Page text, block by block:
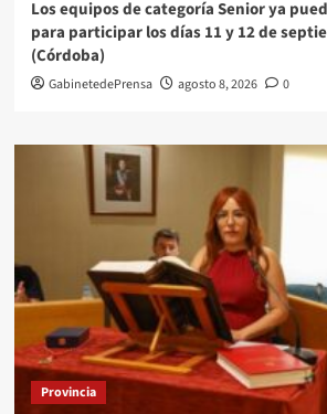
Los equipos de categoría Senior ya
para participar los días 11 y 12 de
(Córdoba)
GabinetedePrensa agosto 8, 2026 0
Provincia